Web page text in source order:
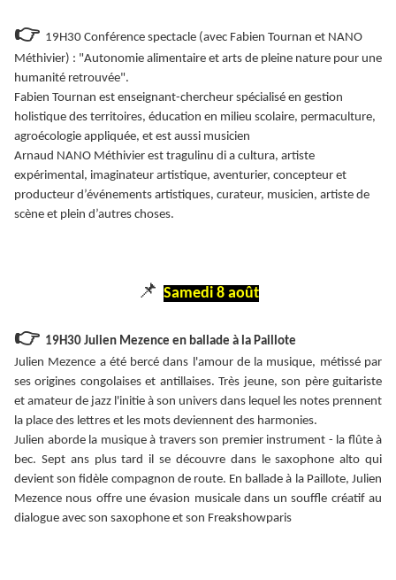
👉 19H30 Conférence spectacle (avec Fabien Tournan et NANO
Méthivier) : "Autonomie alimentaire et arts de pleine nature pour une
humanité retrouvée".
Fabien Tournan est enseignant-chercheur spécialisé en gestion
holistique des territoires, éducation en milieu scolaire, permaculture,
agroécologie appliquée, et est aussi musicien
Arnaud NANO Méthivier est tragulinu di a cultura, artiste
expérimental, imaginateur artistique, aventurier, concepteur et
producteur d’événements artistiques, curateur, musicien, artiste de
scène et plein d’autres choses.
📌 Samedi 8 août
👉 19H30 Julien Mezence en ballade à la Paillote
Julien Mezence a été bercé dans l'amour de la musique, métissé par
ses origines congolaises et antillaises. Très jeune, son père guitariste
et amateur de jazz l'initie à son univers dans lequel les notes prennent
la place des lettres et les mots deviennent des harmonies.
Julien aborde la musique à travers son premier instrument - la flûte à
bec. Sept ans plus tard il se découvre dans le saxophone alto qui
devient son fidèle compagnon de route. En ballade à la Paillote, Julien
Mezence nous offre une évasion musicale dans un souffle créatif au
dialogue avec son saxophone et son Freakshowparis